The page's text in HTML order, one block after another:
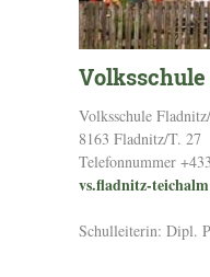
Volksschule
8163 Fladnitz/T. 27
Telefonnummer
vs.fladnitz-
Schulleiterin: Dipl.